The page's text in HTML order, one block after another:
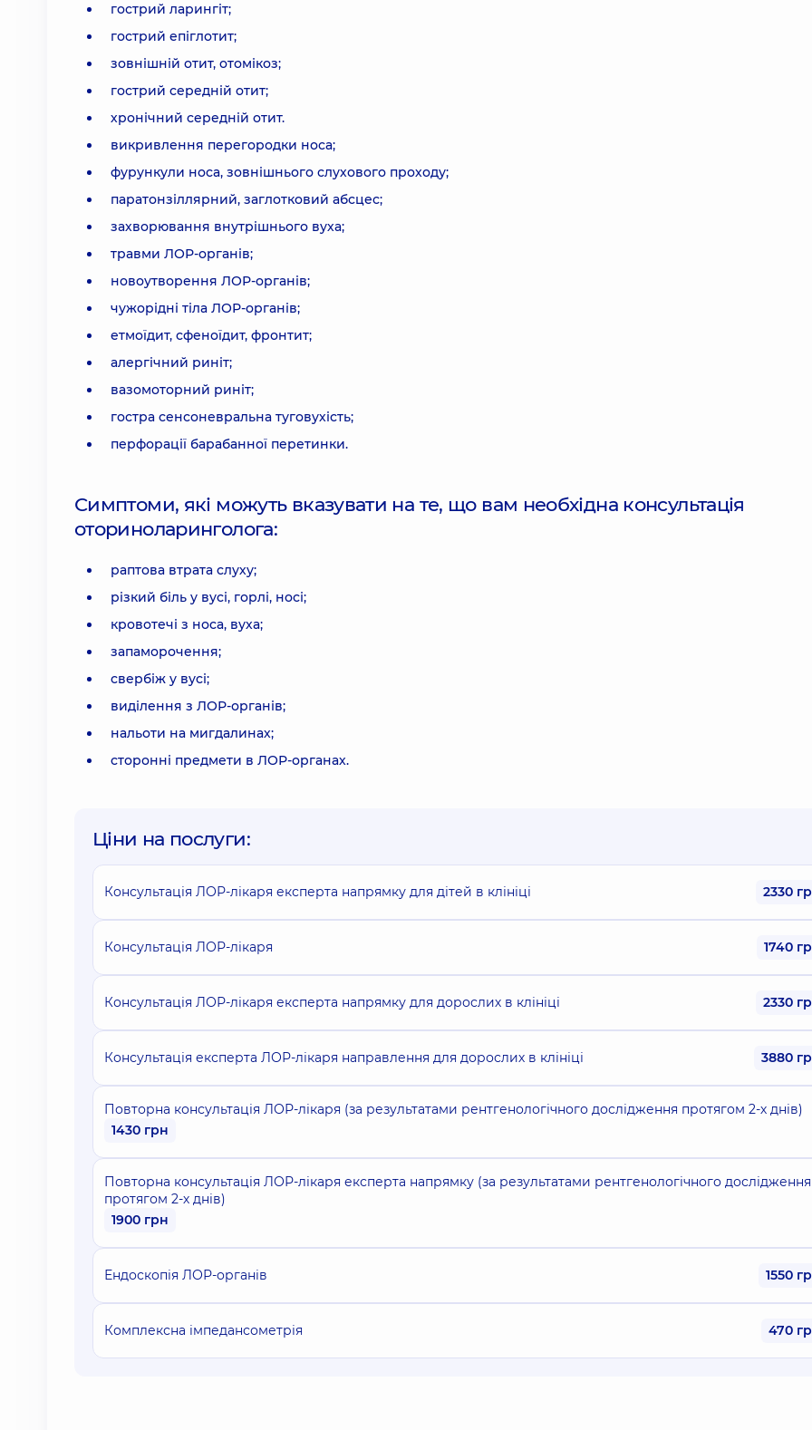
гострий ларингіт;
гострий епіглотит;
зовнішній отит, отомікоз;
гострий середній отит;
хронічний середній отит.
викривлення перегородки носа;
фурункули носа, зовнішнього слухового проходу;
паратонзіллярний, заглотковий абсцес;
захворювання внутрішнього вуха;
травми ЛОР-органів;
новоутворення ЛОР-органів;
чужорідні тіла ЛОР-органів;
етмоїдит, сфеноїдит, фронтит;
алергічний риніт;
вазомоторний риніт;
гостра сенсоневральна туговухість;
перфорації барабанної перетинки.
Симптоми, які можуть вказувати на те, що вам необхідна консультація
оториноларинголога:
раптова втрата слуху;
різкий біль у вусі, горлі, носі;
кровотечі з носа, вуха;
запаморочення;
свербіж у вусі;
виділення з ЛОР-органів;
нальоти на мигдалинах;
сторонні предмети в ЛОР-органах.
Ціни на послуги:
Консультація ЛОР-лікаря експерта напрямку для дітей в клініці 2330
Консультація ЛОР-лікаря 1740
Консультація ЛОР-лікаря експерта напрямку для дорослих в клініці 2330
Консультація експерта ЛОР-лікаря направлення для дорослих в клініці 3880
Повторна консультація ЛОР-лікаря (за результатами рентгенологічного дослідження протягом 2-х днів)
1430 грн
Повторна консультація ЛОР-лікаря експерта напрямку (за результатами рентгенологічного дослідження
протягом 2-х днів)
1900 грн
Ендоскопія ЛОР-органів 1550
Комплексна імпедансометрія 470